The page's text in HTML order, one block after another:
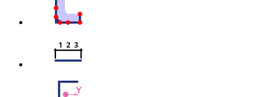
1  2  3
Y